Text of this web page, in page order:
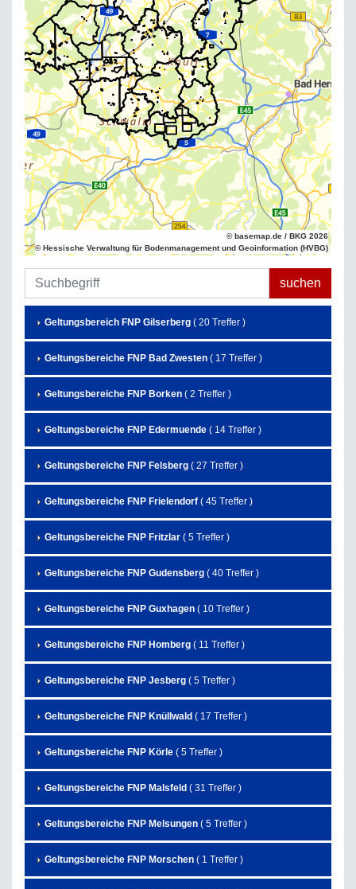
© basemap.de / BKG 2026
© Hessische Verwaltung für Bodenmanagement und Geoinformation (HVBG)
Geltungsbereich FNP Gilserberg ( 20 Treffer )
Geltungsbereiche FNP Bad Zwesten ( 17 Treffer )
Geltungsbereiche FNP Borken ( 2 Treffer )
Geltungsbereiche FNP Edermuende ( 14 Treffer )
Geltungsbereiche FNP Felsberg ( 27 Treffer )
Geltungsbereiche FNP Frielendorf ( 45 Treffer )
Geltungsbereiche FNP Fritzlar ( 5 Treffer )
Geltungsbereiche FNP Gudensberg ( 40 Treffer )
Geltungsbereiche FNP Guxhagen ( 10 Treffer )
Geltungsbereiche FNP Homberg ( 11 Treffer )
Geltungsbereiche FNP Jesberg ( 5 Treffer )
Geltungsbereiche FNP Knüllwald ( 17 Treffer )
Geltungsbereiche FNP Körle ( 5 Treffer )
Geltungsbereiche FNP Malsfeld ( 31 Treffer )
Geltungsbereiche FNP Melsungen ( 5 Treffer )
Geltungsbereiche FNP Morschen ( 1 Treffer )